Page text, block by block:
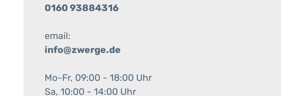
0160 93884316
email:
info@zwerge.de
Mo-Fr, 09:00 - 18:00 Uhr
Sa, 10:00 - 14:00 Uhr